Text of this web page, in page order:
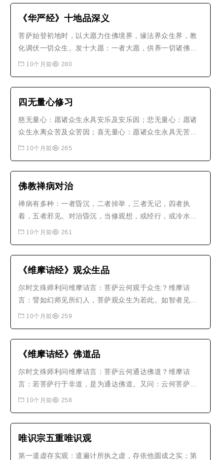
令众生离一切苦、一切病痛，能解..
《华严经》十地品深义
菩萨始登初地时，以大愿力住佛境界，缘法界众生界，教
化调伏一切众生。发十大愿：一者大愿，供养一切诸佛；
二者大愿，护持一切佛法；三者大愿，示现一切世界；四
者大愿，普入一切法门；九者大愿..
10个月前 280
四无量心修习
慈无量心：愿诸众生永具安乐及安乐因；悲无量心：愿诸
众生永离众苦及众苦因；喜无量心：愿诸众生永具无苦之
乐我心愉悦；舍无量心：愿诸众生远离贪嗔之心住平等
正因。若无此心，纵修万行，皆是魔..
10个月前 265
佛教禅病对治
禅病有多种：一者昏沉，二者掉举，三者无记，四者执
着，五者邪见。对治昏沉，当修观想，或经行，或冷水洗
面；对治掉举，当修数息，或念佛，或观无常；对治无
明师，或深思维。总之，修行如调弦，..
10个月前 261
《维摩诘经》观众生品
尔时文殊师利问维摩诘言：菩萨云何观于众生？维摩诘
言：譬如幻师见所幻人，菩萨观众生为若此。如智者见水
中月，如镜中见其面像，如热时焰，如呼声响，如空中
众生为若此。如无色界色，如焦谷芽，..
10个月前 259
《维摩诘经》佛道品
尔时文殊师利问维摩诘言：菩萨云何通达佛道？维摩诘
言：若菩萨行于非道，是为通达佛道。又问：云何菩萨行
于非道？答曰：若菩萨行五无间，而无恼恚；至于地狱，
著；示行嗔恚，于诸众生无有恚碍；..
10个月前 258
唯识宗五重唯识观
第一遣虚存实观：遣遍计所执之虚，存依他圆成之实；第